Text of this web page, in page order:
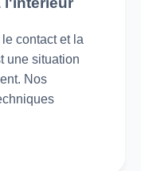
contact et la
une situation
Nos